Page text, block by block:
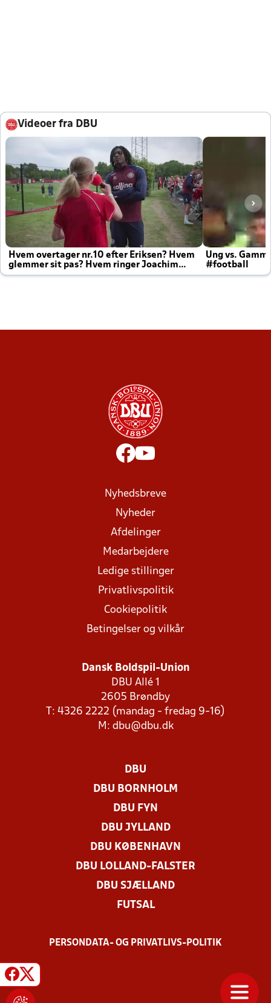
Videoer fra DBU
Hvem overtager nr.10 efter Eriksen? Hvem
glemmer sit pas? Hvem ringer Joachim
altid til efter kampe?
Ung vs.
#football
Nyhedsbreve
Nyheder
Afdelinger
Medarbejdere
Ledige stillinger
Privatlivspolitik
Cookiepolitik
Betingelser og vilkår
Dansk Boldspil-Union
DBU Allé 1
2605 Brøndby
T: 4326 2222 (mandag - fredag 9-16)
M: dbu@dbu.dk
DBU
DBU BORNHOLM
DBU FYN
DBU JYLLAND
DBU KØBENHAVN
DBU LOLLAND-FALSTER
DBU SJÆLLAND
FUTSAL
PERSONDATA- OG PRIVATLIVS-POLITIK